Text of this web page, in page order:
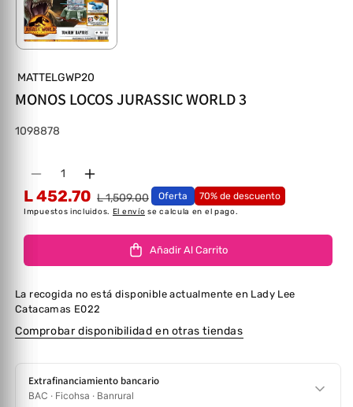
MATTELGWP20
MONOS LOCOS JURASSIC WORLD 3
SKU:
1098878
Disminuir cantidad para MONOS LOCOS
Cantidad
Aumentar cantidad para MONOS
L 452.70 L 1,509.00 Oferta 70% de descuento
Impuestos incluidos. El envío se calcula en el pago.
Añadir Al Carrito
La recogida no está disponible actualmente en Lady Lee
Catacamas E022
Comprobar disponibilidad en otras tiendas
Extrafinanciamiento bancario
BAC · Ficohsa · Banrural